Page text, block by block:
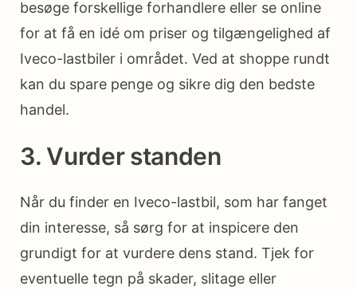
besøge forskellige forhandlere eller se online
for at få en idé om priser og tilgængelighed af
Iveco-lastbiler i området. Ved at shoppe rundt
kan du spare penge og sikre dig den bedste
handel.
3. Vurder standen
Når du finder en Iveco-lastbil, som har fanget
din interesse, så sørg for at inspicere den
grundigt for at vurdere dens stand. Tjek for
eventuelle tegn på skader, slitage eller